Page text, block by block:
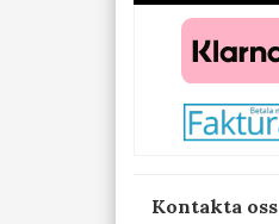
Kontakta oss